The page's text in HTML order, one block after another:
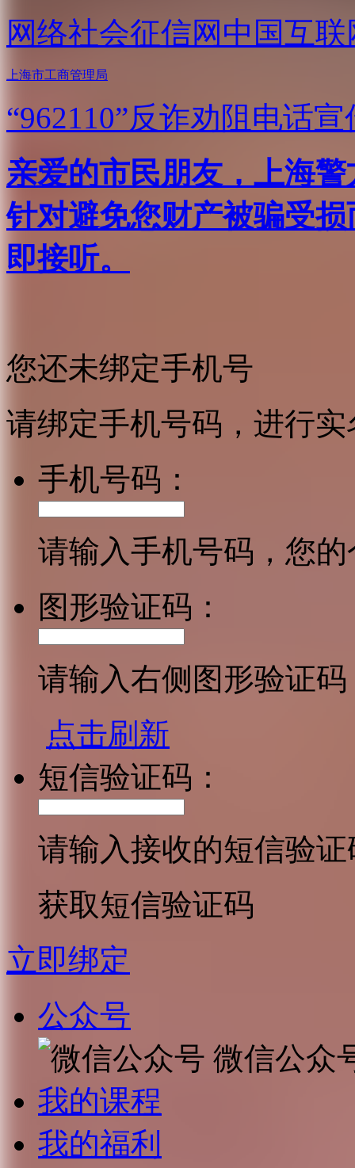
网络社会征信网 中国互
上海市工商管理局
“962110”反诈劝阻电话宣
亲爱的市民朋友，上海
针对避免您财产被骗受
即接听。
您还未绑定手机号
请绑定手机号码，进行
手机号码：
请输入手机号码，您
图形验证码：
请输入右侧图形验证码
点击刷新
短信验证码：
请输入接收的短信验证
获取短信验证码
立即绑定
公众号
微信公众
我的课程
我的福利